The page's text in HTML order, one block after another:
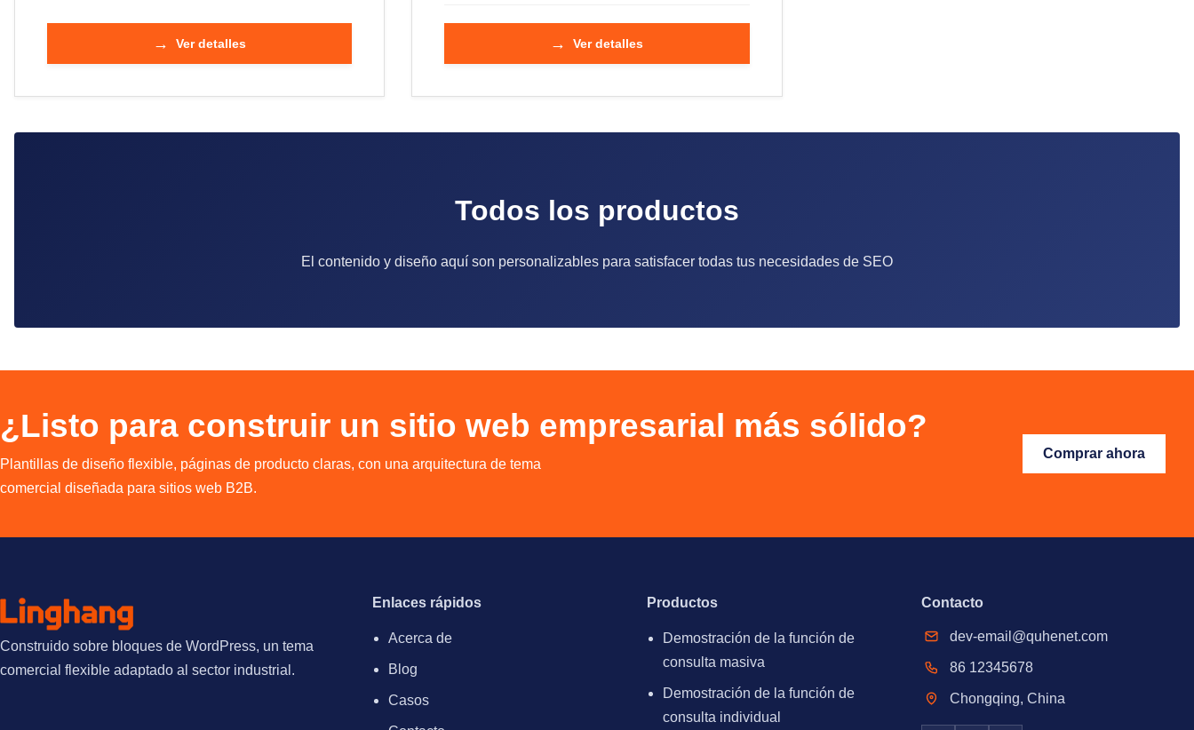
→ Ver detalles → Ver detalles
Todos los productos
El contenido y diseño aquí son personalizables para satisfacer todas tus necesidades de SEO
¿Listo para construir un sitio web empresarial más sólido?
Plantillas de diseño flexible, páginas de producto claras, con una arquitectura de tema
comercial diseñada para sitios web B2B.
Comprar ahora
Construido sobre bloques de WordPress, un tema
comercial flexible adaptado al sector industrial.
Enlaces rápidos
Acerca de
Blog
Casos
Productos
Demostración de la función de
consulta masiva
Demostración de la función de
consulta individual
Contacto
dev-email@quhenet.com
86 12345678
Chongqing, China